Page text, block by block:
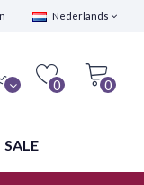
Nederlands
0
0
SALE